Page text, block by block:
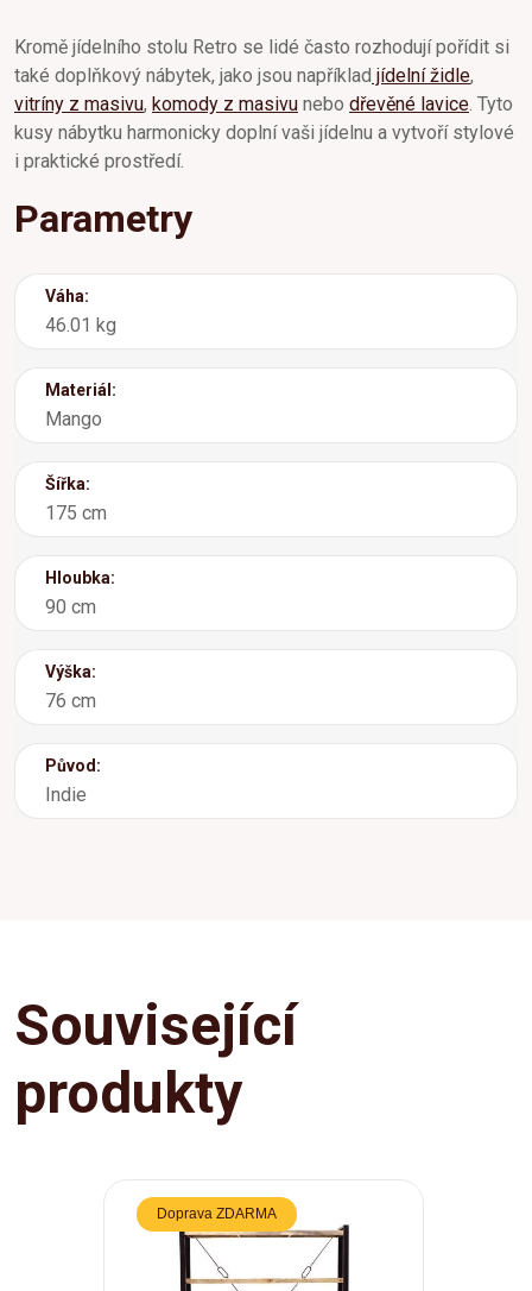
Kromě jídelního stolu Retro se lidé často rozhodují pořídit si
také doplňkový nábytek, jako jsou například jídelní židle,
vitríny z masivu, komody z masivu nebo dřevěné lavice . Tyto
kusy nábytku harmonicky doplní vaši jídelnu a vytvoří stylové
i praktické prostředí.
Parametry
Váha:
46.01 kg
Materiál:
Mango
Šířka:
175 cm
Hloubka:
90 cm
Výška:
76 cm
Původ:
Indie
Související
produkty
Doprava ZDARMA